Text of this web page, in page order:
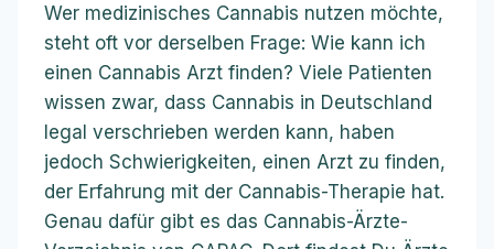
Wer medizinisches Cannabis nutzen möchte,
steht oft vor derselben Frage: Wie kann ich
einen Cannabis Arzt finden? Viele Patienten
wissen zwar, dass Cannabis in Deutschland
legal verschrieben werden kann, haben
jedoch Schwierigkeiten, einen Arzt zu finden,
der Erfahrung mit der Cannabis-Therapie hat.
Genau dafür gibt es das Cannabis-Ärzte-